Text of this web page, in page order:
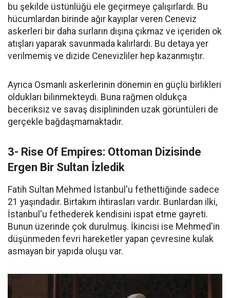
bu şekilde üstünlüğü ele geçirmeye çalışırlardı. Bu
hücumlardan birinde ağır kayıplar veren Ceneviz
askerleri bir daha surların dışına çıkmaz ve içeriden ok
atışları yaparak savunmada kalırlardı. Bu detaya yer
verilmemiş ve dizide Cenevizliler hep kazanmıştır.
Ayrıca Osmanlı askerlerinin dönemin en güçlü birlikleri
oldukları bilinmekteydi. Buna rağmen oldukça
beceriksiz ve savaş disiplininden uzak görüntüleri de
gerçekle bağdaşmamaktadır.
3- Rise Of Empires: Ottoman Dizisinde
Ergen Bir Sultan İzledik
Fatih Sultan Mehmed İstanbul'u fethettiğinde sadece
21 yaşındadır. Birtakım ihtirasları vardır. Bunlardan ilki,
İstanbul'u fethederek kendisini ispat etme gayreti.
Bunun üzerinde çok durulmuş. İkincisi ise Mehmed'in
düşünmeden fevri hareketler yapan çevresine kulak
asmayan bir yapıda oluşu var.